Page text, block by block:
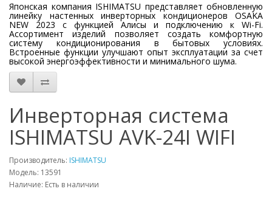
Японская компания ISHIMATSU представляет обновленную
линейку настенных инверторных кондиционеров OSAKA
NEW 2023 с функцией Алисы и подключению к Wi-Fi.
Ассортимент изделий позволяет создать комфортную
систему кондиционирования в бытовых условиях.
Встроенные функции улучшают опыт эксплуатации за счет
высокой энергоэффективности и минимального шума.
Инверторная система
ISHIMATSU AVK-24I WIFI
Производитель: ISHIMATSU
Модель: 13591
Наличие: Есть в наличии